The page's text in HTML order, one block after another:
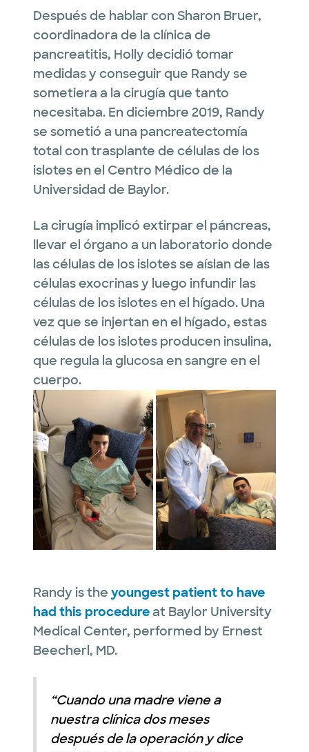
Después de hablar con Sharon Bruer,
coordinadora de la clínica de
pancreatitis, Holly decidió tomar
medidas y conseguir que Randy se
sometiera a la cirugía que tanto
necesitaba. En diciembre 2019, Randy
se sometió a una pancreatectomía
total con trasplante de células de los
islotes en el Centro Médico de la
Universidad de Baylor.
La cirugía implicó extirpar el páncreas,
llevar el órgano a un laboratorio donde
las células de los islotes se aíslan de las
células exocrinas y luego infundir las
células de los islotes en el hígado. Una
vez que se injertan en el hígado, estas
células de los islotes producen insulina,
que regula la glucosa en sangre en el
cuerpo.
Randy is the youngest patient to have
had this procedureat Baylor University
Medical Center, performed by Ernest
Beecherl, MD.
“Cuando una madre viene a
nuestra clínica dos meses
después de la operación y dice